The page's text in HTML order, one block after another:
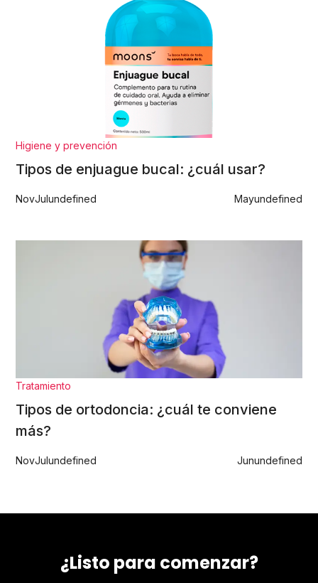
Higiene y prevención
Tipos de enjuague bucal: ¿cuál usar?
NovJulundefined Mayundefined
Tratamiento
Tipos de ortodoncia: ¿cuál te conviene
más?
NovJulundefined Junundefined
¿Listo para comenzar?